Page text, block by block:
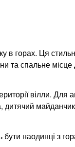
в горах. Ця
та спальне
вілли. Для
дитячий
бути наодинці з